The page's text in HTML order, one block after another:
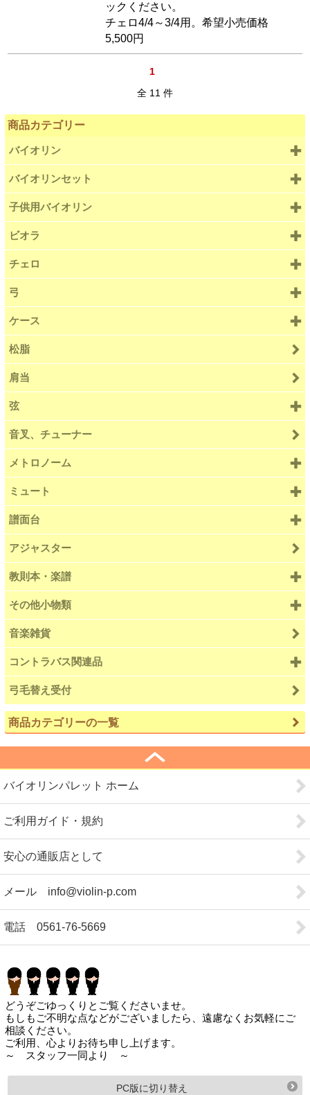
ックください。
チェロ4/4～3/4用。希望小売価格
5,500円
1
全 11 件
商品カテゴリー
バイオリン
バイオリンセット
子供用バイオリン
ビオラ
チェロ
弓
ケース
松脂
肩当
弦
音叉、チューナー
メトロノーム
ミュート
譜面台
アジャスター
教則本・楽譜
その他小物類
音楽雑貨
コントラバス関連品
弓毛替え受付
商品カテゴリーの一覧
バイオリンパレット ホーム
ご利用ガイド・規約
安心の通販店として
メール info@violin-p.com
電話 0561-76-5669
どうぞごゆっくりとご覧くださいませ。
もしもご不明な点などがございましたら、遠慮なくお気軽にご
相談ください。
ご利用、心よりお待ち申し上げます。
～ スタッフ一同より ～
PC版に切り替え